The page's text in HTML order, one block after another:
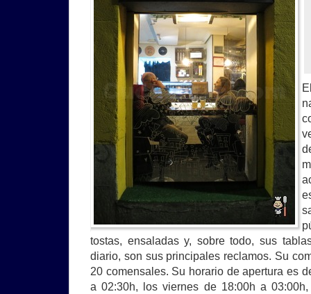
tostas, ensaladas y, sobre todo, sus
diario, son sus principales reclamos. Su
20 comensales. Su horario de apertura es
a 02:30h, los viernes de 18:00h a